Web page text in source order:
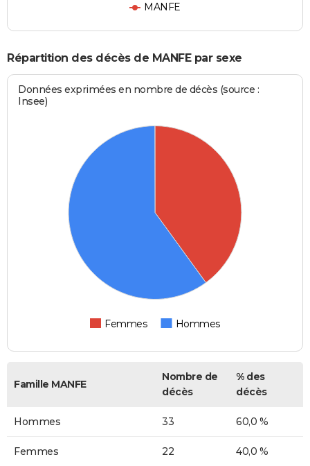
MANFE
Répartition des décès de MANFE par sexe
Données exprimées en nombre de décès (source :
Insee)
Femmes Hommes
Famille MANFE
Nombre de
décès
% des
décès
Hommes 33 60,0 %
Femmes 22 40,0 %